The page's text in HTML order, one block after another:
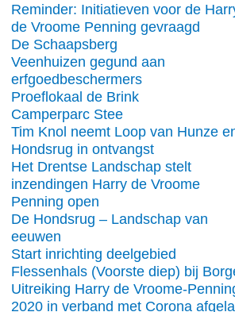
Reminder: Initiatieven voor de
de Vroome Penning gevraagd
De Schaapsberg
Veenhuizen gegund aan
erfgoedbeschermers
Proeflokaal de Brink
Camperparc Stee
Tim Knol neemt Loop van Hunze
Hondsrug in ontvangst
Het Drentse Landschap stelt
inzendingen Harry de Vroome
Penning open
De Hondsrug – Landschap van
eeuwen
Start inrichting deelgebied
Flessenhals (Voorste diep) bij
Uitreiking Harry de Vroome-
2020 in verband met Corona